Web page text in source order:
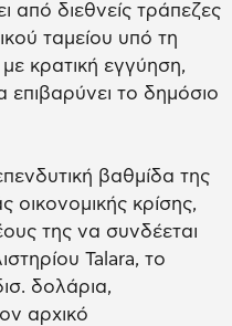
από διεθνείς τράπεζες
ταμείου υπό τη
κρατική εγγύηση,
επιβαρύνει το δημόσιο
βαθμίδα της
κρίσης,
της να συνδέεται
Talara, το
δολάρια,
αρχικό